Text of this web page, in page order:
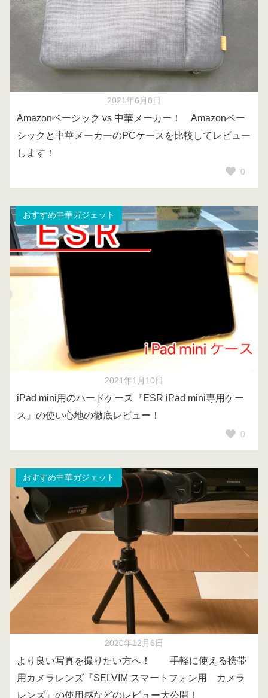
2021年6月8日
Amazonベーシック vs 中華メーカー！ Amazonベー
シックと中華メーカーのPCケースを比較してレビュー
します！
0
おすすめ中華ガジェット
2021年1月10日
iPad mini用のハードケース『ESR iPad mini専用ケー
ス』の使い心地の徹底レビュー！
0
おすすめ中華ガジェット
2020年12月6日
より良い写真を撮りたい方へ！ 手軽に使える携帯
用カメラレンズ『SELVIM スマートフォン用 カメラ
レンズ』の使用感などのレビュー大公開！